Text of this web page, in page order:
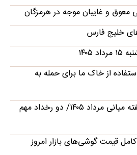
معوق و غایبان موجه در هرمزگان
خلیج فارس
از خاک ما برای حمله به
تحلیل قیمت طلا در هفته میانی مرداد ۱۴۰۵/ دو رخداد مهم
قیمت گوشی‌های بازار امروز